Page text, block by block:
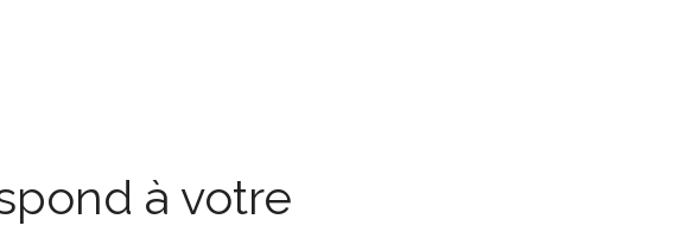
à votre